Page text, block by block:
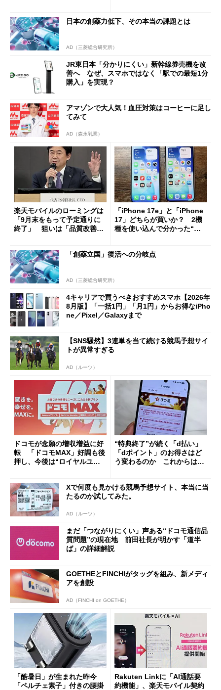
日本の創薬力低下、その本当の課題とは
AD（三菱総合研究所）
JR東日本「分かりにくい」新幹線券売機を改
善へ なぜ、スマホではなく「駅での最短1分
購入」を実現？
アマゾンで大人気！血圧対策はコーヒーに足し
てみて
AD（森永乳業）
楽天モバイルのローミングは
「9月末をもって予定通りに
終了」 狙いは「品質改善」
も
「iPhone 17e」と「iPhone
17」どちらが買いか？ 2機
種を使い込んで分かった“ス
「創薬立国」復活への分岐点
AD（三菱総合研究所）
4キャリアで買うべきおすすめスマホ【2026年
8月版】「一括1円」「月1円」からお得なiPho
ne／Pixel／Galaxyまで
【SNS騒然】3連単を当て続ける競馬予想サイ
トが異常すぎる
AD（ルーツ）
ドコモが念願の増収増益に好
転 「ドコモMAX」好調も後
押し、今後は“ロイヤルユー
“特典終了”が続く「d払い」
「dポイント」のお得さはど
う変わるのか これからは
Xで何度も見かける競馬予想サイト、本当に当
たるのか試してみた。
AD（ルーツ）
まだ「つながりにくい」声ある“ドコモ通信品
質問題”の現在地 前田社長が明かす「道半
ば」の詳細解説
GOETHEとFINCHIがタッグを組み、新メディ
アを創設
AD（FINCHI on GOETHE）
「酷暑日」が生まれた昨今
「ペルチェ素子」付きの腰掛
Rakuten Linkに「AI通話要
約機能」、楽天モバイル契約